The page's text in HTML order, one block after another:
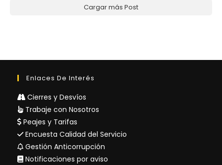
Cargar más Post
Enlaces De Interés
Cierres y Desvíos
Trabaje con Nosotros
Peajes y Tarifas
Encuesta Calidad del Servicio
Gestión Anticorrupción
Notificaciones por aviso